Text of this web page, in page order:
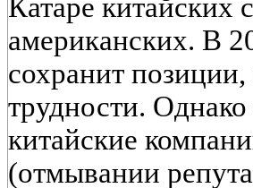
Катаре китайских
американских. В
сохранит
трудности.
китайские
(отмывании